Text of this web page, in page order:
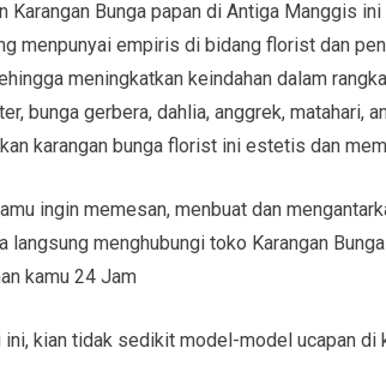
Karangan Bunga papan di Antiga Manggis
menpunyai empiris di bidang florist dan
meningkatkan keindahan dalam
bunga gerbera, dahlia, anggrek, matahari,
karangan bunga florist ini estetis dan
ingin memesan, menbuat dan
langsung menghubungi toko Karangan
kamu 24 Jam
ini, kian tidak sedikit model-model ucapan di